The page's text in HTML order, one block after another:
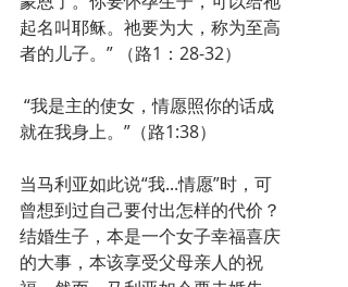
起名叫耶稣。祂要为大，称为至高
者的儿子。” （路1：28-32）
就在我身上。”（路1:38）
当马利亚如此说“我...情愿”时，可
曾想到过自己要付出怎样的代价？
结婚生子，本是一个女子幸福喜庆
的大事，本该享受父母亲人的祝